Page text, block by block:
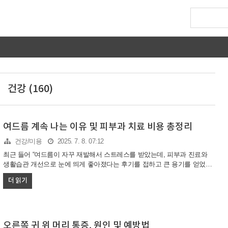
건강 (160)
여드름 계속 나는 이유 및 피부과 치료 비용 총정리
건강/미용
2025. 7. 8. 07:12
최근 들어 “여드름이 자꾸 재발해서 스트레스를 받았는데, 피부과 진료와
생활습관 개선으로 눈에 띄게 좋아졌다는 후기를 접하고 큰 용기를 얻었습
니다. 많은 분들이 반복되는 여드름 고민 끝에 맞춤 치료와 관리를 통해 피
부 변화를 경험했다는 이야기를 공유하고 있습니다.”여드름 계속 나는 이유
이유와 해결책, 지금 바로 확인해보세요!여드름 계속 나는 이유, 무엇이 문
더 읽기
오른쪽 귀 위 머리 통증, 원인 및 예방법